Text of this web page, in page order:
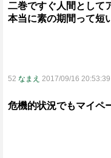
二巻ですぐ人間として
本当に素の期間って短
52 なまえ 2017/09/16
危機的状況でもマイペ